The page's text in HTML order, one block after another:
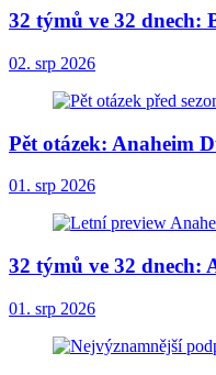
32 týmů ve 32 dnech:
02. srp 2026
Pět otázek: Anaheim
01. srp 2026
32 týmů ve 32 dnech:
01. srp 2026